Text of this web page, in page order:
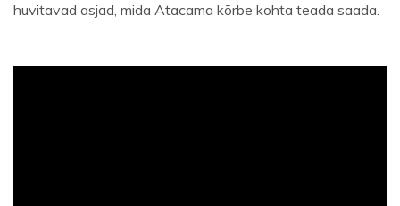
huvitavad asjad, mida Atacama kõrbe kohta teada saada.